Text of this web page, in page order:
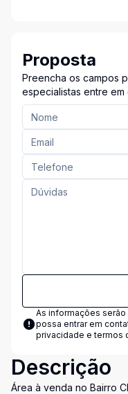
Proposta
Preencha os campos
especialistas entre em
As informações
possa entrar em
privacidade e termos
Descrição
Área à venda no Bairro